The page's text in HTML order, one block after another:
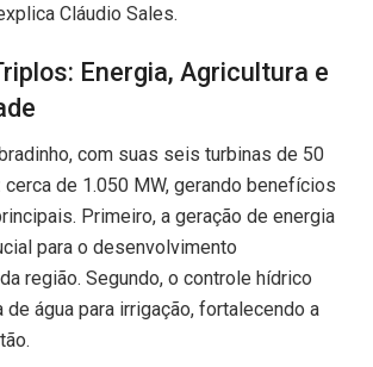
Cláudio Sales.
Energia, Agricultura e
com suas seis turbinas de 50
cerca de 1.050 MW, gerando benefícios
Primeiro, a geração de energia
para o desenvolvimento
região. Segundo, o controle hídrico
água para irrigação, fortalecendo a